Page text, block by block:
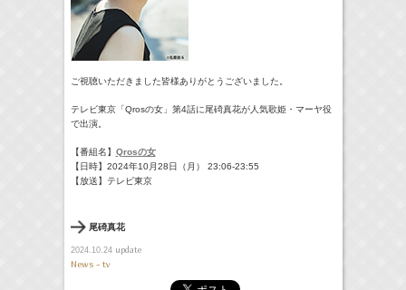
11:45-12:45
TV)
> More
ご視聴いただきました皆様ありがとうございました。
テレビ東京「Qrosの女」第4話に尾碕真花が人気歌姫・ マーヤ役
で出演。
【番組名】 Qrosの女
【日時】 2024年10月28日（月）
23:06-23:55
【放送】テレビ東京
尾碕真花
2024.10.24update
News - tv